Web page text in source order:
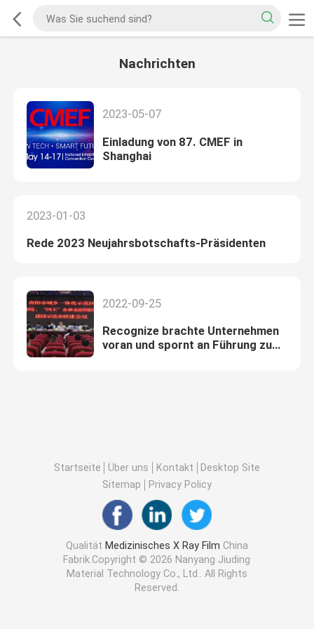
Nachrichten
2023-05-07
Einladung von 87. CMEF in
Shanghai
2023-01-03
Rede 2023 Neujahrsbotschafts-Präsidenten
2022-09-25
Recognize brachte Unternehmen
voran und spornt an Führung zu
Startseite Über uns Kontakt
Desktop Site
Sitemap
Privacy Policy
Qualität Medizinisches X Ray Film China
Fabrik.Copyright © 2026 Nanyang Jiuding
Material Technology Co., Ltd.. All Rights
Reserved.